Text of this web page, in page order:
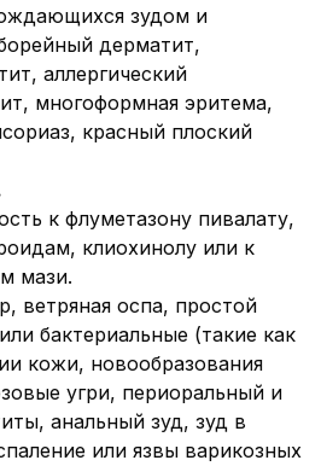
зудом и
дерматит,
аллергический
многоформная эритема,
красный плоский
к флуметазону пивалату,
клиохинолу или к
мази.
ветряная оспа, простой
бактериальные (такие как
кожи, новообразования
угри, периоральный и
анальный зуд, зуд в
или язвы варикозных